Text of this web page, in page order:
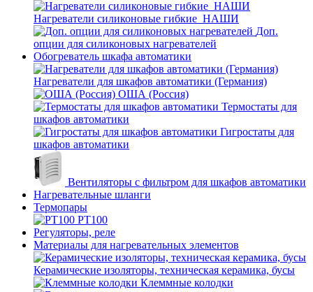
Нагреватели силиконовые гибкие_НАШИ
Доп.
опции для силиконовых нагревателей
Обогреватель шкафа автоматики
Нагреватели для шкафов автоматики (Германия)
ОША (Россия)
Термостаты для
шкафов автоматики
Гигростаты для
шкафов автоматики
Вентиляторы с фильтром для шкафов автоматики
Нагревательные шланги
Термопары
PT100
Регуляторы, реле
Материалы для нагревательных элементов
Керамические изоляторы, техническая керамика, бусы
Клеммные колодки